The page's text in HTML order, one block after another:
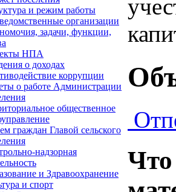
и режим работы
организации
задачи, функции,
НПА
о доходах
коррупции
о работе Администрации
общественное
граждан Главой сельского
надзорная
и Здравоохранение
и спорт
Что